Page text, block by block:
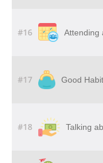
#16 Attending
#17 Good
#18 Talking